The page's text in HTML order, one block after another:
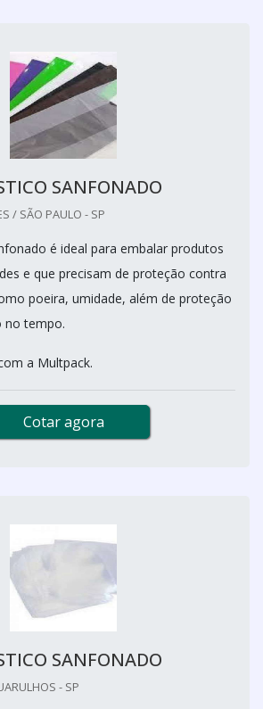
SANFONADO
/ SÃO PAULO - SP
é ideal para embalar produtos
e que precisam de proteção contra
poeira, umidade, além de proteção
no tempo.
a Multpack.
Cotar agora
SANFONADO
- SP